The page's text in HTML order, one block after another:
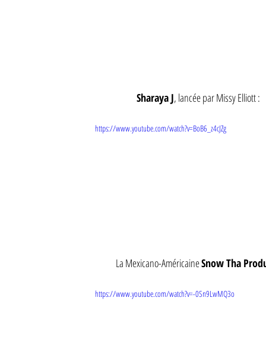
Sharaya J, lancée par Missy Elliott :
https://www.youtube.com/watch?v=BoB6_z4cJZg
La Mexicano-Américaine Snow Tha
https://www.youtube.com/watch?v=-0Sn9LwMQ3o